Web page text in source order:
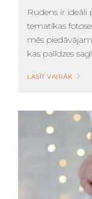
Rudens ir ideāli
tematikas
mēs
kas palīdzes
LASĪT VAIRĀK